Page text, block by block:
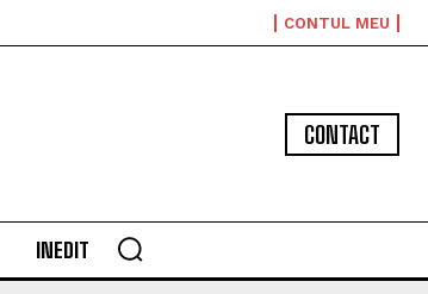
CONTUL MEU
CONTACT
INEDIT